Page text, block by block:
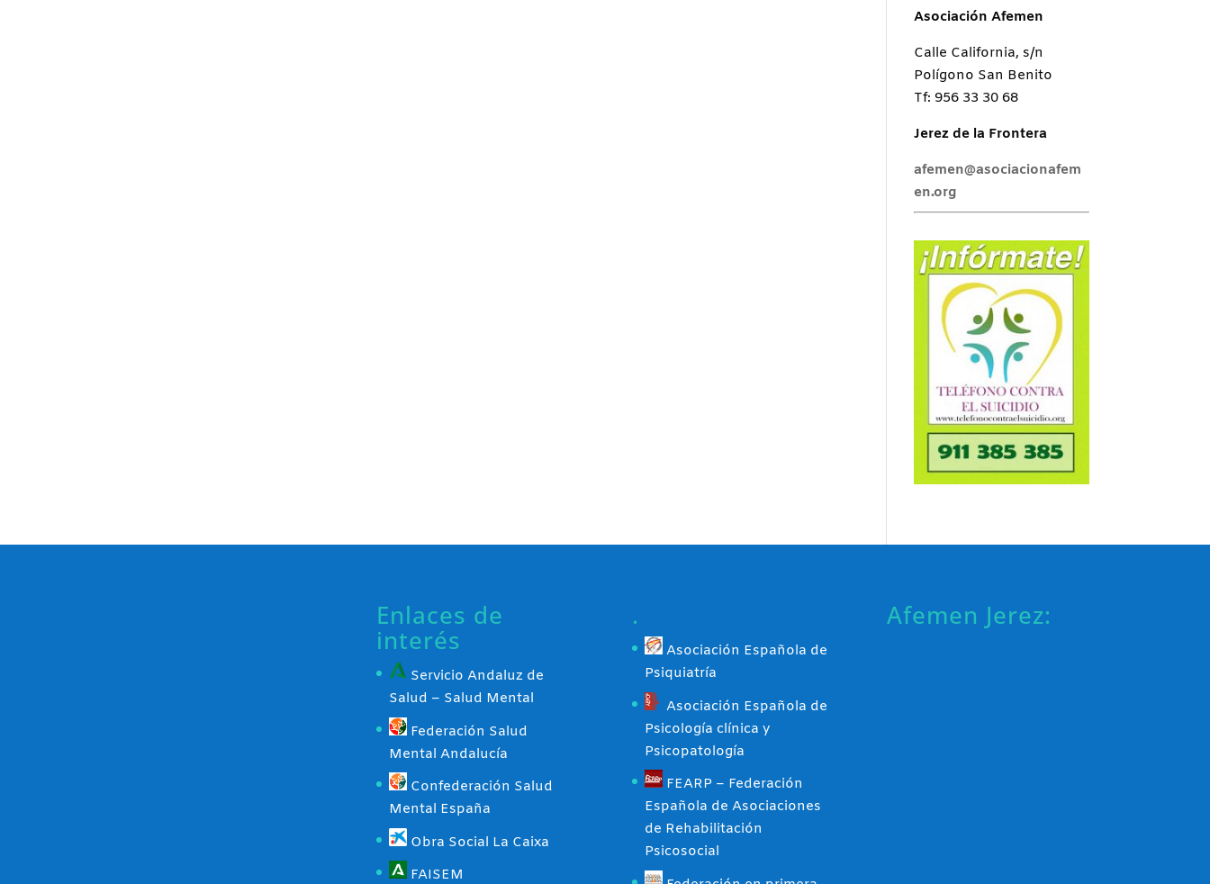
Asociación Afemen
Calle California, s/n
Polígono San Benito
Tf: 956 33 30 68
Jerez de la Frontera
afemen@asociacionafem
en.org
Enlaces de
interés
Servicio Andaluz de
Salud – Salud Mental
Federación Salud
Mental Andalucía
Confederación Salud
Mental España
Obra Social La Caixa
FAISEM
.
Asociación Española de
Psiquiatría
Asociación Española de
Psicología clínica y
Psicopatología
FEARP – Federación
Española de Asociaciones
de Rehabilitación
Psicosocial
Afemen Jerez: